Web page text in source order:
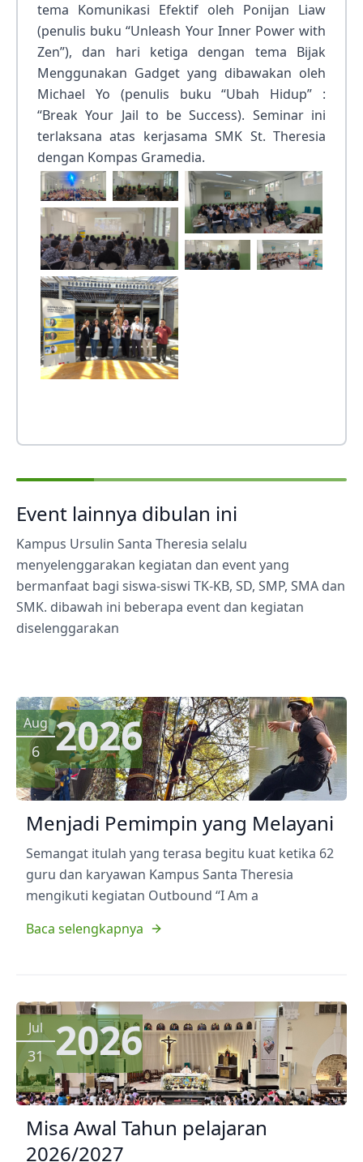
tema Komunikasi Efektif oleh Ponijan Liaw
(penulis buku “Unleash Your Inner Power with
Zen”), dan hari ketiga dengan tema Bijak
Menggunakan Gadget yang dibawakan oleh
Michael Yo (penulis buku “Ubah Hidup” :
“Break Your Jail to be Success). Seminar ini
terlaksana atas kerjasama SMK St. Theresia
dengan Kompas Gramedia.
Event lainnya dibulan ini
Kampus Ursulin Santa Theresia selalu
menyelenggarakan kegiatan dan event yang
bermanfaat bagi siswa-siswi TK-KB, SD, SMP, SMA dan
SMK. dibawah ini beberapa event dan kegiatan
diselenggarakan
Aug
6 2026
Menjadi Pemimpin yang Melayani
Semangat itulah yang terasa begitu kuat ketika 62
guru dan karyawan Kampus Santa Theresia
mengikuti kegiatan Outbound “I Am a
Baca selengkapnya
Jul
31 2026
Misa Awal Tahun pelajaran
2026/2027